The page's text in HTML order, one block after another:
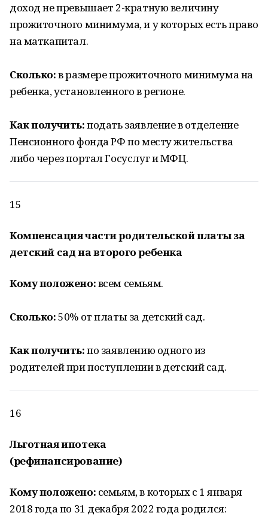
доход не превышает 2-кратную величину
прожиточного минимума, и у которых есть право
на маткапитал.
Сколько:в размере прожиточного минимума на
ребенка, установленного в регионе.
Как получить:подать заявление в отделение
Пенсионного фонда РФ по месту жительства
либо через портал Госуслуг и МФЦ.
15
Компенсация части родительской платы за
детский сад на второго ребенка
Кому положено:всем семьям.
Сколько:50% от платы за детский сад.
Как получить:по заявлению одного из
родителей при поступлении в детский сад.
16
Льготная ипотека
(рефинансирование)
Кому положено: семьям, в которых с 1 января
2018 года по 31 декабря 2022 года родился: